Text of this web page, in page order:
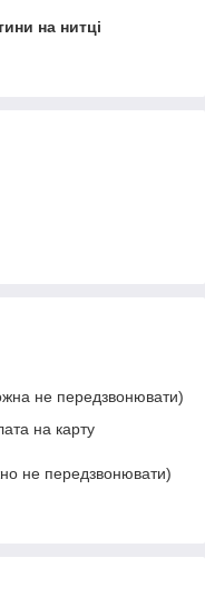
на нитці
не передзвонювати)
на карту
не передзвонювати)